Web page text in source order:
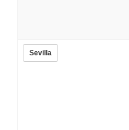
Sevilla